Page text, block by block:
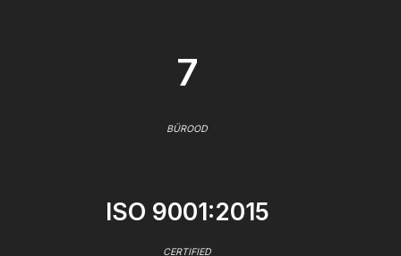
7
BÜROOD
ISO 9001:2015
CERTIFIED